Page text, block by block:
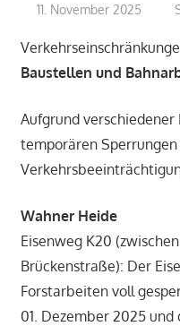
11. November 2025
Baustellen und
Aufgrund
temporären Sperrungen
Wahner Heide
Eisenweg K20
Brückenstraße): Der
Forstarbeiten voll
01. Dezember 2025